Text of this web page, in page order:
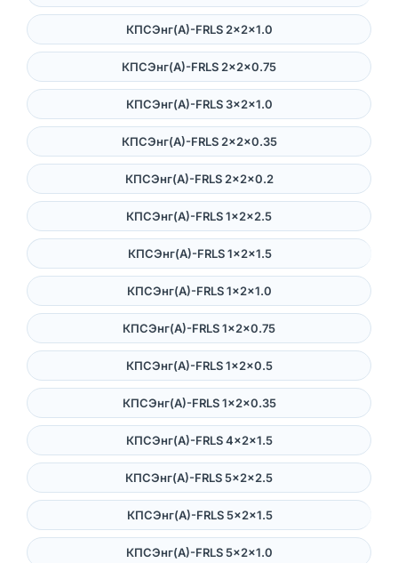
КПСЭнг(А)-FRLS 2×2×1.0
КПСЭнг(А)-FRLS 2×2×0.75
КПСЭнг(А)-FRLS 3×2×1.0
КПСЭнг(А)-FRLS 2×2×0.35
КПСЭнг(А)-FRLS 2×2×0.2
КПСЭнг(А)-FRLS 1×2×2.5
КПСЭнг(А)-FRLS 1×2×1.5
КПСЭнг(А)-FRLS 1×2×1.0
КПСЭнг(А)-FRLS 1×2×0.75
КПСЭнг(А)-FRLS 1×2×0.5
КПСЭнг(А)-FRLS 1×2×0.35
КПСЭнг(А)-FRLS 4×2×1.5
КПСЭнг(А)-FRLS 5×2×2.5
КПСЭнг(А)-FRLS 5×2×1.5
КПСЭнг(А)-FRLS 5×2×1.0